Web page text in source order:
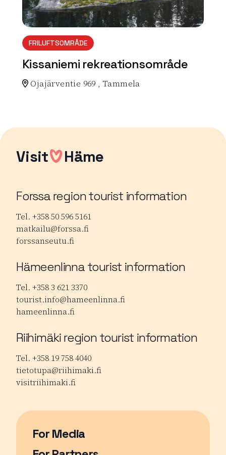
FRILUFTSOMRÅDE
Kissaniemi rekreationsområde
Ojajärventie 969 , Tammela
Visit Häme
Forssa region tourist information
Tel. +358 50 596 5161
matkailu@forssa.fi
forssanseutu.fi
Hämeenlinna tourist information
Tel. +358 3 621 3370
tourist.info@hameenlinna.fi
hameenlinna.fi
Riihimäki region tourist information
Tel. +358 19 758 4040
tietotupa@riihimaki.fi
visitriihimaki.fi
For Media